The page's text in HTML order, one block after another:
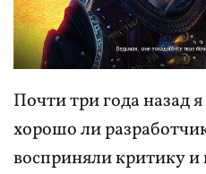
Почти три года назад я
хорошо ли
восприняли критику